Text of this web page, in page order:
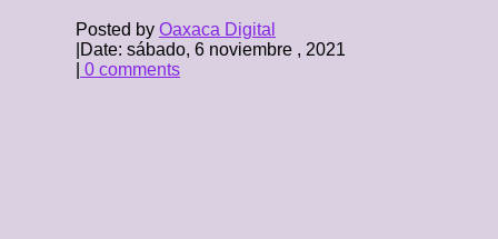
Posted by Oaxaca Digital
Date: sábado, 6 noviembre , 2021
0 comments